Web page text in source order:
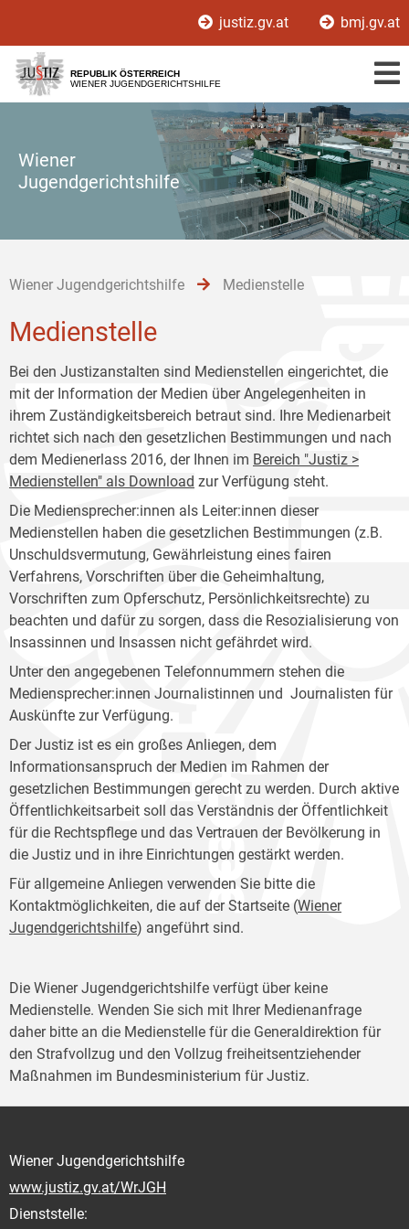
[1]
[2]
[3]
justiz.gv.at bmj.gv.at
REPUBLIK ÖSTERREICH
WIENER JUGENDGERICHTSHILFE
Wiener
Jugendgerichtshilfe
Wiener Jugendgerichtshilfe Medienstelle
Medienstelle
Bei den Justizanstalten sind Medienstellen eingerichtet, die
mit der Information der Medien über Angelegenheiten in
ihrem Zuständigkeitsbereich betraut sind. Ihre Medienarbeit
richtet sich nach den gesetzlichen Bestimmungen und nach
dem Medienerlass 2016, der Ihnen im Bereich "Justiz >
Medienstellen" als Download zur Verfügung steht.
Die Mediensprecher:innen als Leiter:innen dieser
Medienstellen haben die gesetzlichen Bestimmungen (z.B.
Unschuldsvermutung, Gewährleistung eines fairen
Verfahrens, Vorschriften über die Geheimhaltung,
Vorschriften zum Opferschutz, Persönlichkeitsrechte) zu
beachten und dafür zu sorgen, dass die Resozialisierung von
Insassinnen und Insassen nicht gefährdet wird.
Unter den angegebenen Telefonnummern stehen die
Mediensprecher:innen Journalistinnen und Journalisten für
Auskünfte zur Verfügung.
Der Justiz ist es ein großes Anliegen, dem
Informationsanspruch der Medien im Rahmen der
gesetzlichen Bestimmungen gerecht zu werden. Durch aktive
Öffentlichkeitsarbeit soll das Verständnis der Öffentlichkeit
für die Rechtspflege und das Vertrauen der Bevölkerung in
die Justiz und in ihre Einrichtungen gestärkt werden.
Für allgemeine Anliegen verwenden Sie bitte die
Kontaktmöglichkeiten, die auf der Startseite (Wiener
Jugendgerichtshilfe) angeführt sind.
Die Wiener Jugendgerichtshilfe verfügt über keine
Medienstelle. Wenden Sie sich mit Ihrer Medienanfrage
daher bitte an die Medienstelle für die Generaldirektion für
den Strafvollzug und den Vollzug freiheitsentziehender
Maßnahmen im Bundesministerium für Justiz.
Wiener Jugendgerichtshilfe
www.justiz.gv.at/WrJGH
Dienststelle: